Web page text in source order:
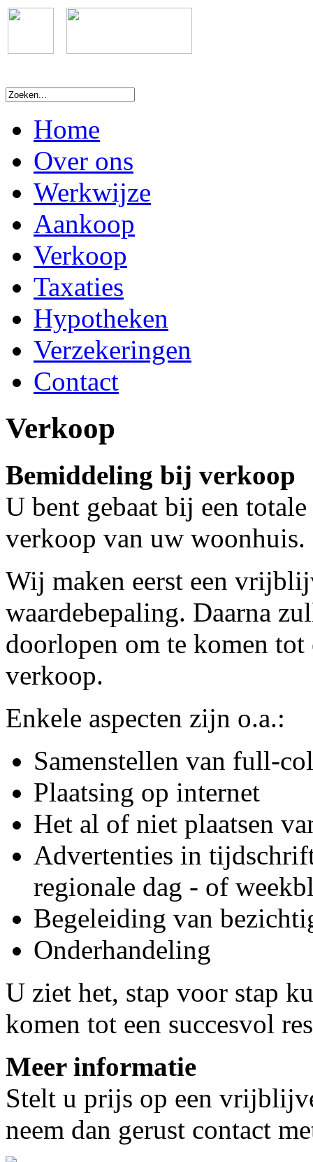
Home
Over ons
Werkwijze
Aankoop
Verkoop
Taxaties
Hypotheken
Verzekeringen
Contact
Verkoop
Bemiddeling bij verkoop
U bent gebaat bij een
verkoop van uw woonhuis.
Wij maken eerst een
waardebepaling. Daarna
doorlopen om te komen tot
verkoop.
Enkele aspecten zijn o.a.:
Samenstellen van full-
Plaatsing op internet
Het al of niet plaatsen
Advertenties in
regionale dag - of
Begeleiding van
Onderhandeling
U ziet het, stap voor stap
komen tot een succesvol
Meer informatie
Stelt u prijs op een
neem dan gerust contact